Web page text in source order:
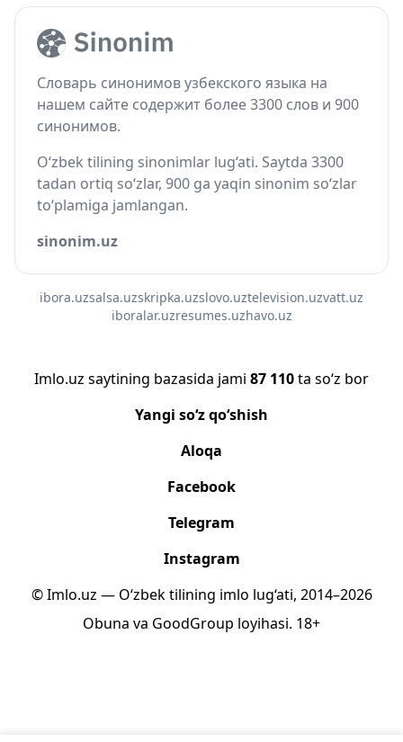
Словарь синонимов узбекского языка на
нашем сайте содержит более 3300 слов и 900
синонимов.
O‘zbek tilining sinonimlar lug‘ati. Saytda 3300
tadan ortiq so‘zlar, 900 ga yaqin sinonim so‘zlar
to‘plamiga jamlangan.
sinonim.uz
ibora.uzsalsa.uzskripka.uzslovo.uztelevision.uzvatt.uz
iboralar.uzresumes.uzhavo.uz
Imlo.uz saytining bazasida jami 87 110ta so‘z bor
Yangi so‘z qo‘shish
Aloqa
Facebook
Telegram
Instagram
© Imlo.uz — O‘zbek tilining imlo lug‘ati, 2014–2026
Obuna va GoodGroup loyihasi. 18+